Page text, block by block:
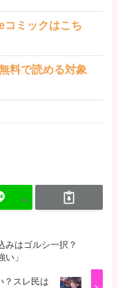
ミックはこち
料で読める対象
みはゴルシ一択？
い」
？スレ民は